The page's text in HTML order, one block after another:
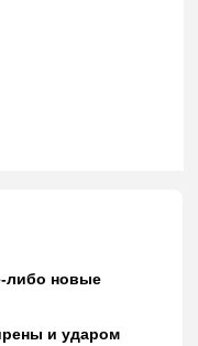
либо новые
и ударом